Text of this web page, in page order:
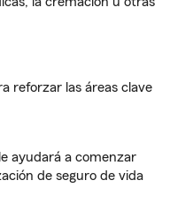
reforzar las áreas clave
ayudará a comenzar
de seguro de vida